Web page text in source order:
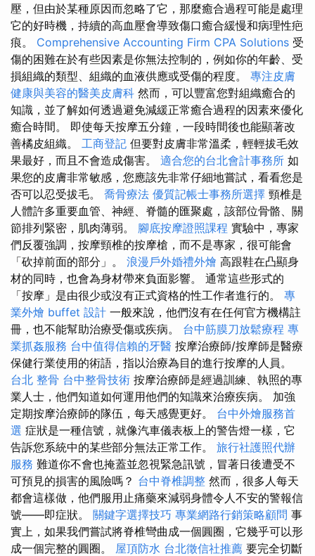
壓，但由於某種原因而忽略了它，那麼癒合過程可能是處理
它的好時機，持續的高血壓會導致傷口癒合緩慢和病理性疤
痕。 Comprehensive Accounting Firm CPA Solutions 受
傷的困難在於有些因素是你無法控制的，例如你的年齡、受
損組織的類型、組織的血液供應或受傷的程度。 專注皮膚
健康與美容的醫美皮膚科 然而，可以豐富您對組織癒合的
知識，並了解如何透過避免減緩正常癒合過程的因素來優化
癒合時間。 即使每天按摩五分鐘，一段時間後也能顯著改
善橘皮組織。 工商登記 但要對皮膚非常溫柔，輕輕拔毛效
果最好，而且不會造成傷害。 適合您的台北會計事務所 如
果您的皮膚非常敏感，您應該先非常仔細地嘗試，看看您是
否可以忍受拔毛。 喬骨療法 優質記帳士事務所選擇 頸椎是
人體許多重要血管、神經、脊髓的匯聚處，該部位骨骼、關
節排列緊密，肌肉薄弱。 腳底按摩證照課程 實驗中，專家
們反覆強調，按摩頸椎的按摩槍，而不是專家，很可能會
「砍掉前面的部分」。 浪漫戶外婚禮外燴 高跟鞋在凸顯身
材的同時，也會為身材帶來負面影響。 通常這些形式的
「按摩」是由很少或沒有正式資格的性工作者進行的。 專
業外燴 buffet 設計 一般來說，他們沒有在任何官方機構註
冊，也不能幫助治療受傷或疾病。 台中筋膜刀放鬆療程 專
業抓姦服務 台中值得信賴的牙醫 按摩治療師/按摩師是醫療
保健行業使用的術語，指以治療為目的進行按摩的人員。
台北 整骨 台中整骨技術 按摩治療師是經過訓練、執照的專
業人士，他們知道如何運用他們的知識來治療疾病。 加強
定期按摩治療師的隊伍，每天感覺更好。 台中外燴服務首
選 症狀是一種信號，就像汽車儀表板上的警告燈一樣，它
告訴您系統中的某些部分無法正常工作。 旅行社護照代辦
服務 難道你不會也掩蓋並忽視緊急訊號，冒著日後遭受不
可預見的損害的風險嗎？ 台中脊椎調整 然而，很多人每天
都會這樣做，他們服用止痛藥來減弱身體令人不安的警報信
號——即症狀。 關鍵字選擇技巧 專業網路行銷策略顧問 事
實上，如果我們嘗試將脊椎彎曲成一個圓圈，它幾乎可以形
成一個完整的圓圈。 屋頂防水 台北徵信社推薦 要完全切斷